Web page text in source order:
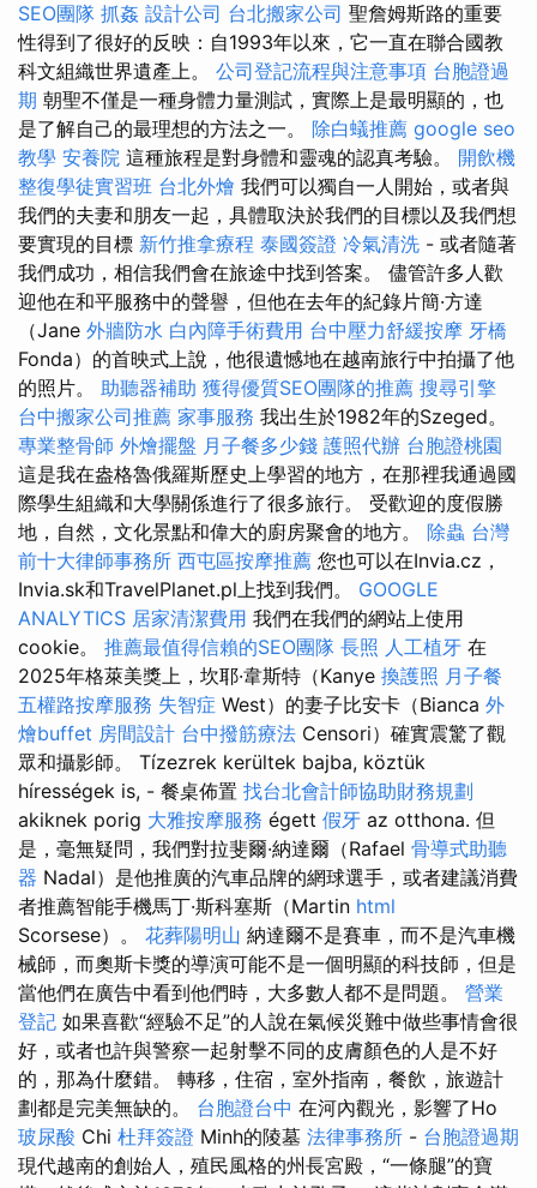
SEO團隊 抓姦 設計公司 台北搬家公司 聖詹姆斯路的重要
性得到了很好的反映：自1993年以來，它一直在聯合國教
科文組織世界遺產上。 公司登記流程與注意事項 台胞證過
期 朝聖不僅是一種身體力量測試，實際上是最明顯的，也
是了解自己的最理想的方法之一。 除白蟻推薦 google seo
教學 安養院 這種旅程是對身體和靈魂的認真考驗。 開飲機
整復學徒實習班 台北外燴 我們可以獨自一人開始，或者與
我們的夫妻和朋友一起，具體取決於我們的目標以及我們想
要實現的目標 新竹推拿療程 泰國簽證 冷氣清洗 - 或者隨著
我們成功，相信我們會在旅途中找到答案。 儘管許多人歡
迎他在和平服務中的聲譽，但他在去年的紀錄片簡·方達
（Jane 外牆防水 白內障手術費用 台中壓力舒緩按摩 牙橋
Fonda）的首映式上說，他很遺憾地在越南旅行中拍攝了他
的照片。 助聽器補助 獲得優質SEO團隊的推薦 搜尋引擎
台中搬家公司推薦 家事服務 我出生於1982年的Szeged。
專業整骨師 外燴擺盤 月子餐多少錢 護照代辦 台胞證桃園
這是我在盎格魯俄羅斯歷史上學習的地方，在那裡我通過國
際學生組織和大學關係進行了很多旅行。 受歡迎的度假勝
地，自然，文化景點和偉大的廚房聚會的地方。 除蟲 台灣
前十大律師事務所 西屯區按摩推薦 您也可以在Invia.cz，
Invia.sk和TravelPlanet.pl上找到我們。 GOOGLE
ANALYTICS 居家清潔費用 我們在我們的網站上使用
cookie。 推薦最值得信賴的SEO團隊 長照 人工植牙 在
2025年格萊美獎上，坎耶·韋斯特（Kanye 換護照 月子餐
五權路按摩服務 失智症 West）的妻子比安卡（Bianca 外
燴buffet 房間設計 台中撥筋療法 Censori）確實震驚了觀
眾和攝影師。 Tízezrek kerültek bajba, köztük
hírességek is, - 餐桌佈置 找台北會計師協助財務規劃
akiknek porig 大雅按摩服務 égett 假牙 az otthona. 但
是，毫無疑問，我們對拉斐爾·納達爾（Rafael 骨導式助聽
器 Nadal）是他推廣的汽車品牌的網球選手，或者建議消費
者推薦智能手機馬丁·斯科塞斯（Martin html
Scorsese）。 花葬陽明山 納達爾不是賽車，而不是汽車機
械師，而奧斯卡獎的導演可能不是一個明顯的科技師，但是
當他們在廣告中看到他們時，大多數人都不是問題。 營業
登記 如果喜歡“經驗不足”的人說在氣候災難中做些事情會很
好，或者也許與警察一起射擊不同的皮膚顏色的人是不好
的，那為什麼錯。 轉移，住宿，室外指南，餐飲，旅遊計
劃都是完美無缺的。 台胞證台中 在河內觀光，影響了Ho
玻尿酸 Chi 杜拜簽證 Minh的陵墓 法律事務所 - 台胞證過期
現代越南的創始人，殖民風格的州長宮殿，“一條腿”的寶